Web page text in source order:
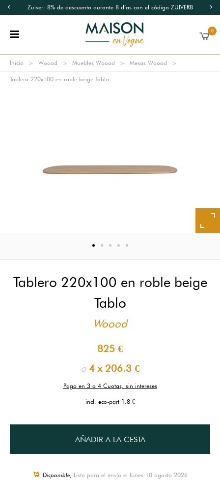
Zuiver: 8% de descuento durante 8 días con el código ZUIVER8
0
Inicio Woood Muebles Woood Mesas Woood
Tablero 220x100 en roble beige Tablo
Tablero 220x100 en roble beige
Tablo
Woood
825 €
o4 x 206.3 €
Pago en 3 o 4 Cuotas, sin intereses
incl. eco-part 1.8 €
AÑADIR A LA CESTA
Disponible, Listo para el envío el lunes 10 agosto 2026